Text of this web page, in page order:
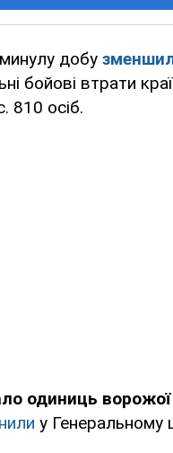
добу
бойові втрати
810 осіб.
одиниць ворожої
у Генеральному